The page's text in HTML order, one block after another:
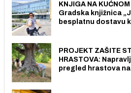
KNJIGA NA
Gradska knjižnica
besplatnu dostavu
PROJEKT ZAŠITE
HRASTOVA:
pregled hrastova